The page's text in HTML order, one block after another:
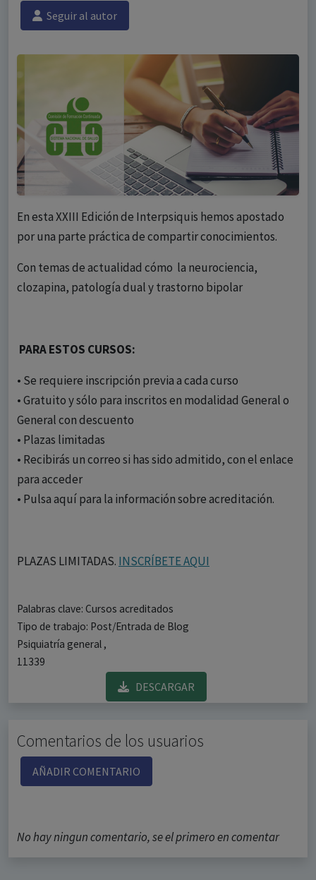
Seguir al autor
En esta XXIII Edición de Interpsiquis hemos apostado
por una parte práctica de compartir conocimientos.
Con temas de actualidad cómo la neurociencia,
clozapina, patología dual y trastorno bipolar
PARA ESTOS CURSOS:
• Se requiere inscripción previa a cada curso
• Gratuito y sólo para inscritos en modalidad General o
General con descuento
• Plazas limitadas
• Recibirás un correo si has sido admitido, con el enlace
para acceder
• Pulsa aquí para la información sobre acreditación.
PLAZAS LIMITADAS. INSCRÍBETE AQUI
Palabras clave: Cursos acreditados
Tipo de trabajo: Post/Entrada de Blog
Psiquiatría general ,
11339
DESCARGAR
Comentarios de los usuarios
AÑADIR COMENTARIO
No hay ningun comentario, se el primero en comentar